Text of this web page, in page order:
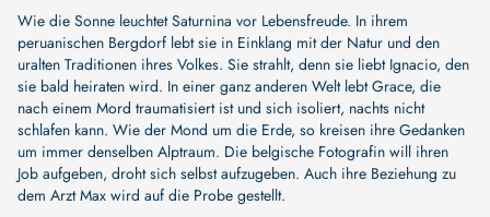
Wie die Sonne leuchtet Saturnina vor Lebensfreude. In ihrem
peruanischen Bergdorf lebt sie in Einklang mit der Natur und den
uralten Traditionen ihres Volkes. Sie strahlt, denn sie liebt Ignacio, den
sie bald heiraten wird. In einer ganz anderen Welt lebt Grace, die
nach einem Mord traumatisiert ist und sich isoliert, nachts nicht
schlafen kann. Wie der Mond um die Erde, so kreisen ihre Gedanken
um immer denselben Alptraum. Die belgische Fotografin will ihren
Job aufgeben, droht sich selbst aufzugeben. Auch ihre Beziehung zu
dem Arzt Max wird auf die Probe gestellt.